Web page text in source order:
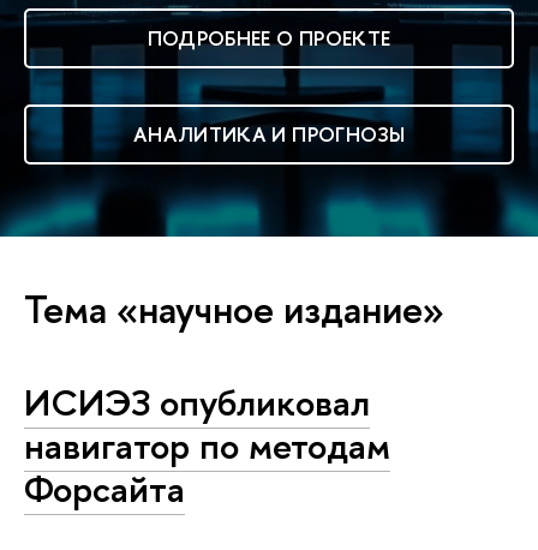
ПОДРОБНЕЕ О ПРОЕКТЕ
АНАЛИТИКА И ПРОГНОЗЫ
Тема «научное издание»
ИСИЭЗ опубликовал
навигатор по методам
Форсайта